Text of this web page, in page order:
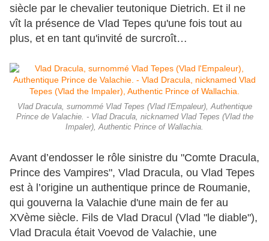
siècle par le chevalier teutonique Dietrich. Et il ne
vît la présence de Vlad Tepes qu'une fois tout au
plus, et en tant qu'invité de surcroît…
Vlad Dracula, surnommé Vlad Tepes (Vlad l'Empaleur), Authentique
Prince de Valachie. - Vlad Dracula, nicknamed Vlad Tepes (Vlad the
Impaler), Authentic Prince of Wallachia.
Avant d’endosser le rôle sinistre du "Comte Dracula,
Prince des Vampires", Vlad Dracula, ou Vlad Tepes
est à l’origine un authentique prince de Roumanie,
qui gouverna la Valachie d'une main de fer au
XVème siècle. Fils de Vlad Dracul (Vlad "le diable"),
Vlad Dracula était Voevod de Valachie, une